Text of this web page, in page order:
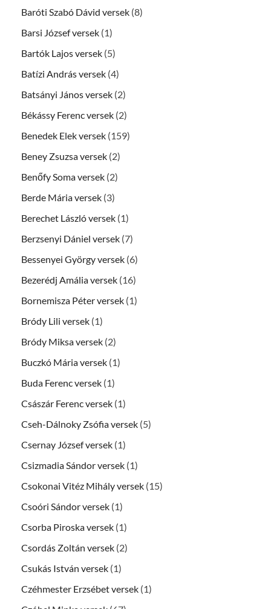
Baróti Szabó Dávid versek (8)
Barsi József versek (1)
Bartók Lajos versek (5)
Batízi András versek (4)
Batsányi János versek (2)
Békássy Ferenc versek (2)
Benedek Elek versek (159)
Beney Zsuzsa versek (2)
Benőfy Soma versek (2)
Berde Mária versek (3)
Berechet László versek (1)
Berzsenyi Dániel versek (7)
Bessenyei György versek (6)
Bezerédj Amália versek (16)
Bornemisza Péter versek (1)
Bródy Lili versek (1)
Bródy Miksa versek (2)
Buczkó Mária versek (1)
Buda Ferenc versek (1)
Császár Ferenc versek (1)
Cseh-Dálnoky Zsófia versek (5)
Csernay József versek (1)
Csizmadia Sándor versek (1)
Csokonai Vitéz Mihály versek (15)
Csoóri Sándor versek (1)
Csorba Piroska versek (1)
Csordás Zoltán versek (2)
Csukás István versek (1)
Czéhmester Erzsébet versek (1)